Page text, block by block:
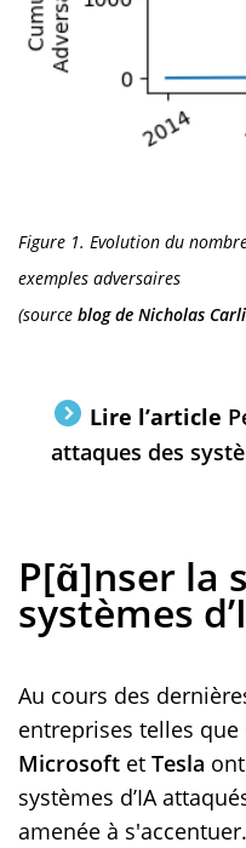
Figure 1. Evolution du
exemples adversaires
(source blog de Nicholas
Lire l’article
attaques des
P[ɑ̃]nser la
systèmes
Au cours des
entreprises telles que
Microsoft et Tesla
systèmes d’IA
amenée à